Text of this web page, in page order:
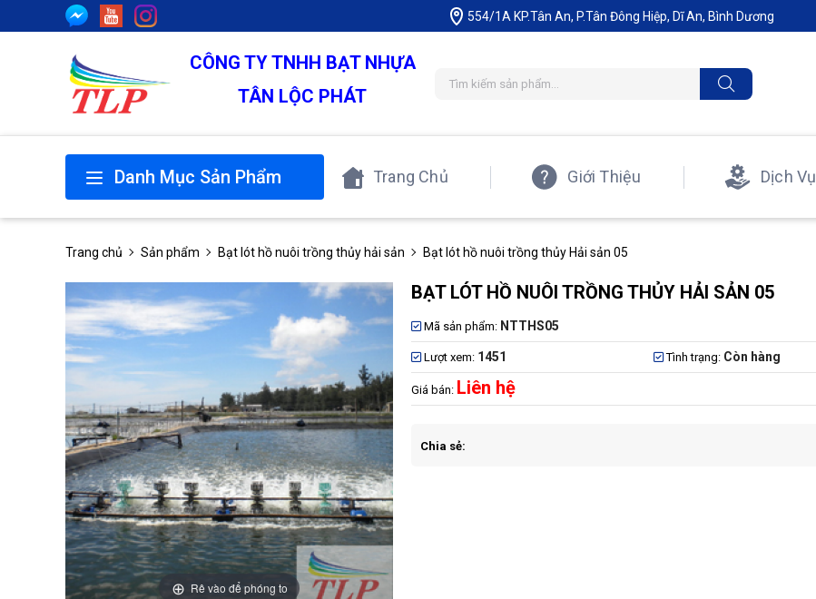
554/1A KP.Tân An, P.Tân Đông Hiệp, Dĩ An, Bình Dương
CÔNG TY TNHH BẠT NHỰA
TÂN LỘC PHÁT
Danh Mục Sản Phẩm Trang Chủ Giới Thiệu Dịch Vụ
Trang chủ Sản phẩm Bạt lót hồ nuôi trồng thủy hải sản Bạt lót hồ nuôi trồng thủy Hải sản 05
Rê vào để phóng to
BẠT LÓT HỒ NUÔI TRỒNG THỦY HẢI SẢN 05
Mã sản phẩm: NTTHS05
Lượt xem: 1451 Tình trạng: Còn hàng
Giá bán: Liên hệ
Chia sẻ: